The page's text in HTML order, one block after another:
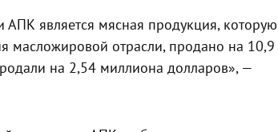
является мясная продукция, которую
масложировой отрасли, продано на 10,9
на 2,54 миллиона долларов», —